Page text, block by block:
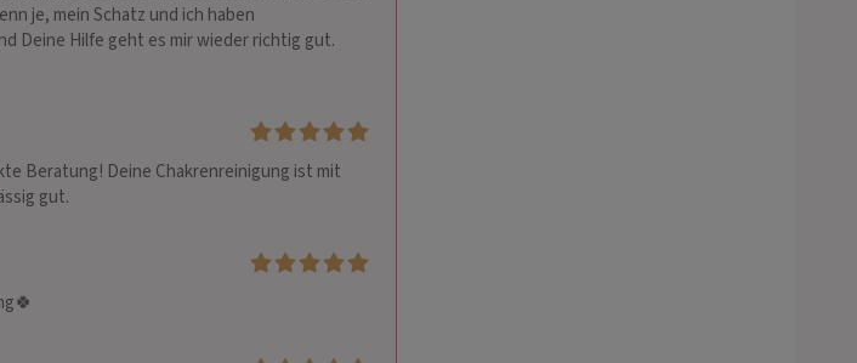
je, mein Schatz und ich haben
Deine Hilfe geht es mir wieder richtig gut.
Beratung! Deine Chakrenreinigung ist mit
gut.